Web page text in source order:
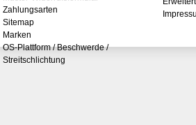
Zahlungsarten
Sitemap
Marken
OS-Plattform / Beschwerde /
Streitschlichtung